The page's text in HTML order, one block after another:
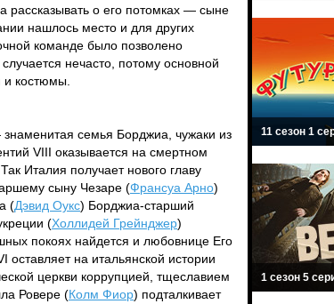
рассказывать о его потомках — сыне
нашлось место и для других
команде было позволено
нечасто, потому основной
костюмы.
семья Борджиа, чужаки из
VIII оказывается на смертном
Италия получает нового главу
сыну Чезаре (Франсуа Арно)
(Дэвид Оукс) Борджиа-старший
(Холлидей Грейнджер)
покоях найдется и любовнице Его
оставляет на итальянской истории
церкви коррупцией, тщеславием
Ровере (Колм Фиор) подталкивает
11 сезон 1
1 сезон 5